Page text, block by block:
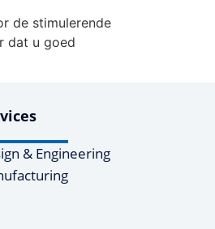
de stimulerende
dat u goed
& Engineering